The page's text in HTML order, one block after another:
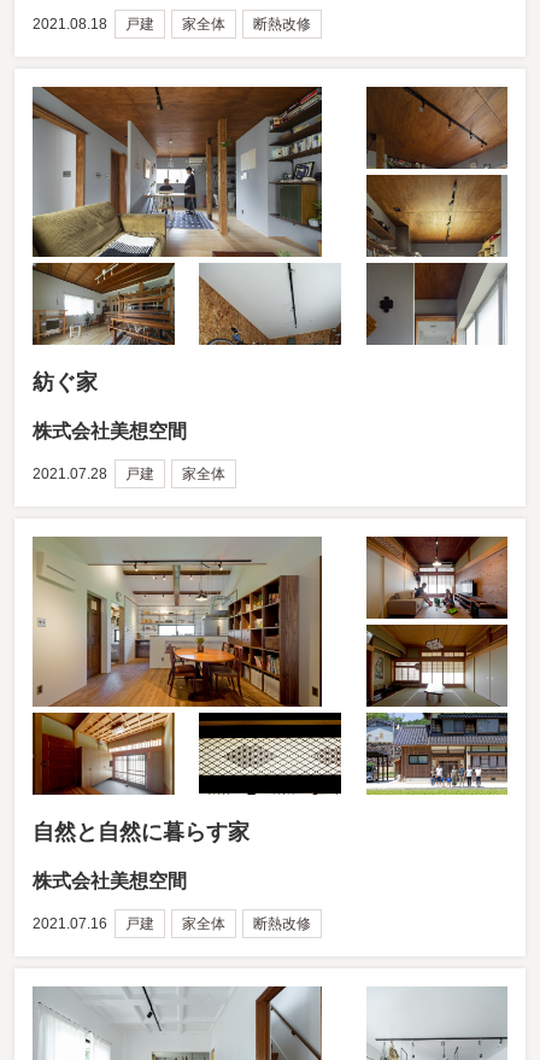
2021.08.18 戸建 家全体 断熱改修
紡ぐ家
株式会社美想空間
2021.07.28 戸建 家全体
自然と自然に暮らす家
株式会社美想空間
2021.07.16 戸建 家全体 断熱改修